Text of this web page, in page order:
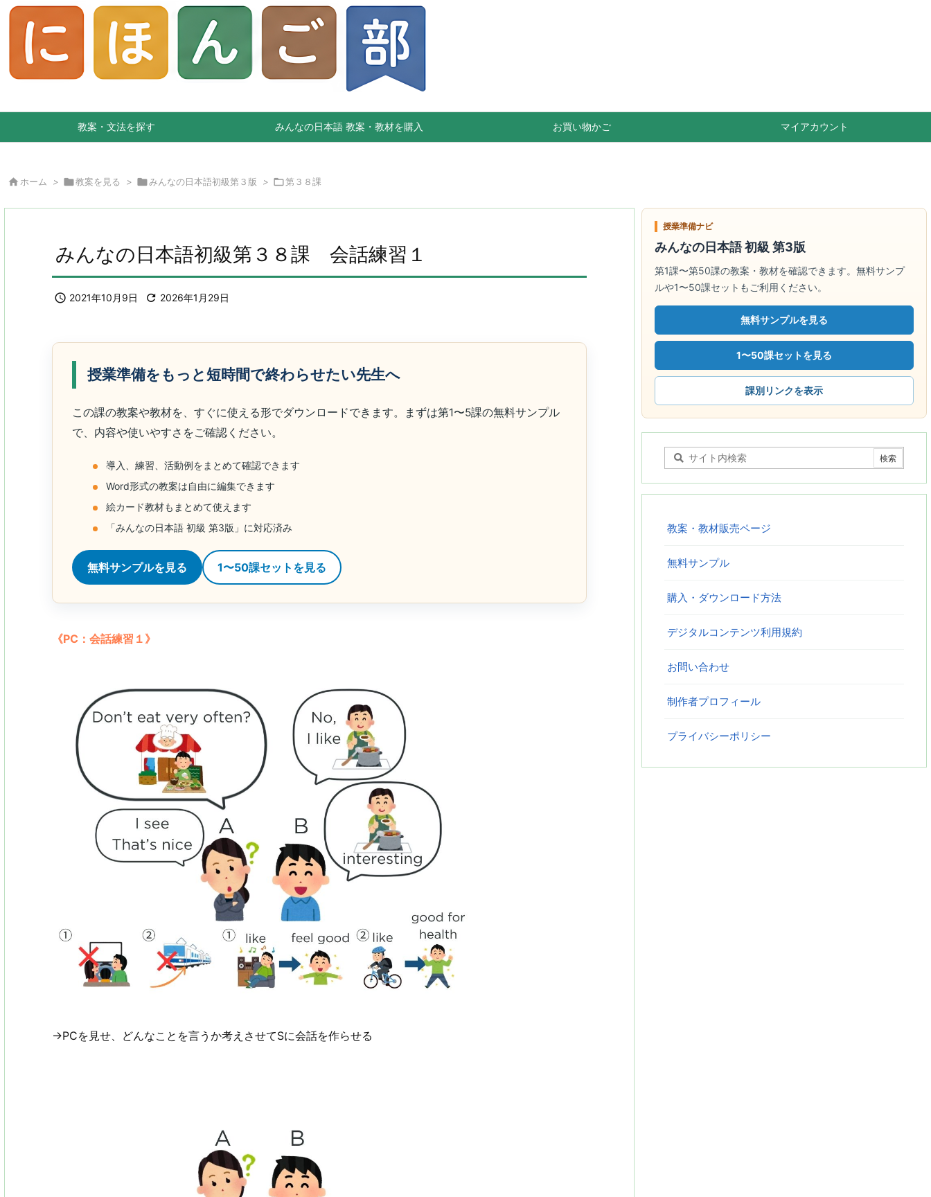
教案・文法を探す みんなの日本語 教案・教材を購入 お買い物かご マイアカウント
 ホーム > 教案を見る > みんなの日本語初級第３版 > 第３８課
みんなの日本語初級第３８課 会話練習１
 2021年10月9日  2026年1月29日
授業準備をもっと短時間で終わらせたい先生へ
この課の教案や教材を、すぐに使える形でダウンロードできます。まずは第1〜5課の無料サンプル
で、内容や使いやすさをご確認ください。
導入、練習、活動例をまとめて確認できます
Word形式の教案は自由に編集できます
絵カード教材もまとめて使えます
「みんなの日本語 初級 第3版」に対応済み
無料サンプルを見る 1〜50課セットを見る
《PC：会話練習１》
→PCを見せ、どんなことを言うか考えさせてSに会話を作らせる
授業準備ナビ
みんなの日本語 初級 第3版
第1課〜第50課の教案・教材を確認できます。無料サンプ
ルや1〜50課セットもご利用ください。
無料サンプルを見る
1〜50課セットを見る
課別リンクを表示
教案・教材販売ページ
無料サンプル
購入・ダウンロード方法
デジタルコンテンツ利用規約
お問い合わせ
制作者プロフィール
プライバシーポリシー